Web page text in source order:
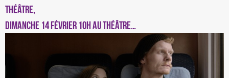
Théâtre,
DIMANCHE 14 FÉVRIER 10h au Théâtre…